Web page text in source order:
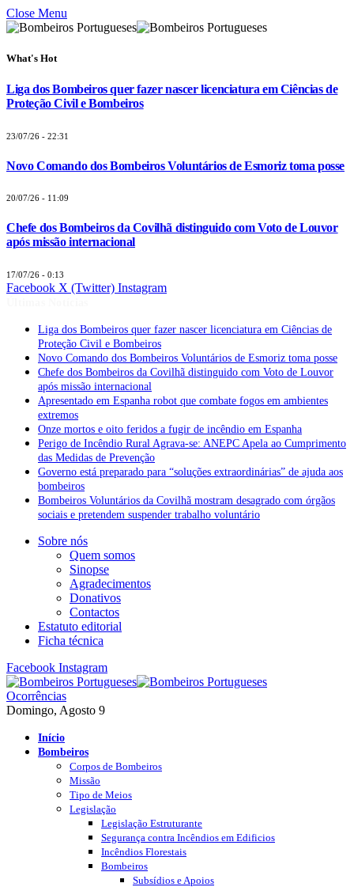
Close Menu
What's Hot
Liga dos Bombeiros quer fazer nascer licenciatura em Ciências de
Proteção Civil e Bombeiros
23/07/26 - 22:31
Novo Comando dos Bombeiros Voluntários de Esmoriz toma posse
20/07/26 - 11:09
Chefe dos Bombeiros da Covilhã distinguido com Voto de Louvor
após missão internacional
17/07/26 - 0:13
Facebook X (Twitter) Instagram
Liga dos Bombeiros quer fazer nascer licenciatura em Ciências de
Proteção Civil e Bombeiros
Novo Comando dos Bombeiros Voluntários de Esmoriz toma posse
Chefe dos Bombeiros da Covilhã distinguido com Voto de Louvor
após missão internacional
Apresentado em Espanha robot que combate fogos em ambientes
extremos
Onze mortos e oito feridos a fugir de incêndio em Espanha
Perigo de Incêndio Rural Agrava-se: ANEPC Apela ao Cumprimento
das Medidas de Prevenção
Governo está preparado para “soluções extraordinárias” de ajuda aos
bombeiros
Bombeiros Voluntários da Covilhã mostram desagrado com órgãos
sociais e pretendem suspender trabalho voluntário
Sobre nós
Quem somos
Sinopse
Agradecimentos
Donativos
Contactos
Estatuto editorial
Ficha técnica
Facebook Instagram
Ocorrências
Domingo, Agosto 9
Início
Bombeiros
Corpos de Bombeiros
Missão
Tipo de Meios
Legislação
Legislação Estruturante
Segurança contra Incêndios em Edificios
Incêndios Florestais
Bombeiros
Subsídios e Apoios